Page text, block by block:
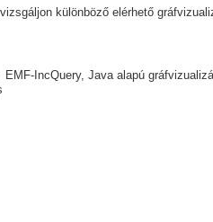
különböző elérhető
EMF-IncQuery, Java alapú